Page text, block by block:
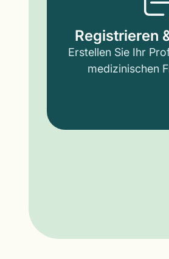
Registrieren
Erstellen Sie Ihr
medizinischen